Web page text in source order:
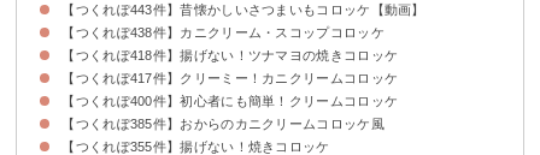
【つくれぽ443件】昔懐かしいさつまいもコロッケ【動画】
【つくれぽ438件】カニクリーム・スコップコロッケ
【つくれぽ418件】揚げない！ツナマヨの焼きコロッケ
【つくれぽ417件】クリーミー！カニクリームコロッケ
【つくれぽ400件】初心者にも簡単！クリームコロッケ
【つくれぽ385件】おからのカニクリームコロッケ風
【つくれぽ355件】揚げない！焼きコロッケ